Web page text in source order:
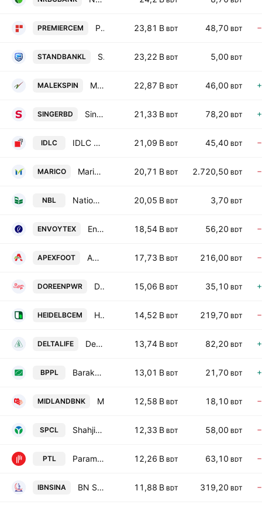
PREMIERCEM Premier Cement Mills PLC 23,81 B BDT 48,70 BDT
STANDBANKL Standard Islami Bank PLC 23,22 B BDT 5,00 BDT
MALEKSPIN Malek Spinning Mills PLC 22,87 B BDT 46,00 BDT
SINGERBD Singer Bangladesh Limited 21,33 B BDT 78,20 BDT
IDLC IDLC Finance PLC. 21,09 B BDT 45,40 BDT
MARICO Marico Bangladesh Limited. 20,71 B BDT 2.720,50 BDT
NBL National Bank PLC 20,05 B BDT 3,70 BDT
ENVOYTEX Envoy Textiles Ltd. 18,54 B BDT 56,20 BDT
APEXFOOT Apex Footwear Ltd. 17,73 B BDT 216,00 BDT
DOREENPWR Doreen Power Generations & Systems Ltd. 15,06 B BDT 35,10 BDT
HEIDELBCEM Heidelberg Materials Bangladesh PLC 14,52 B BDT 219,70 BDT
DELTALIFE Delta Life Insurance Company Ltd. 13,74 B BDT 82,20 BDT
BPPL Baraka Patenga Power Ltd. 13,01 B BDT 21,70 BDT
MIDLANDBNK 12,58 B BDT 18,10 BDT
SPCL Shahjibazar Power Co Ltd 12,33 B BDT 58,00 BDT
PTL Paramount Textile PLC 12,26 B BDT 63,10 BDT
IBNSINA BN SINA Pharmaceutical Industry PLC 11,88 B BDT 319,20 BDT